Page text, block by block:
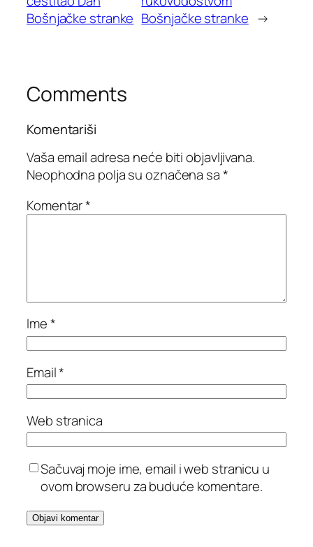
Bošnjačke stranke Bošnjačke stranke →
Comments
Komentariši
Vaša email adresa neće biti objavljivana.
Neophodna polja su označena sa*
Komentar*
Ime*
Email*
Web stranica
Sačuvaj moje ime, email i web stranicu u
ovom browseru za buduće komentare.